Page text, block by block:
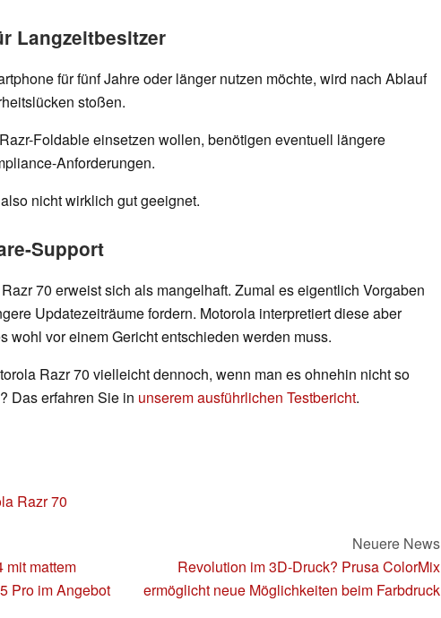
Langzeitbesitzer
für fünf Jahre oder länger nutzen möchte, wird nach Ablauf
stoßen.
Foldable einsetzen wollen, benötigen eventuell längere
Anforderungen.
also nicht wirklich gut geeignet.
Support
70 erweist sich als mangelhaft. Zumal es eigentlich Vorgaben
Updatezeiträume fordern. Motorola interpretiert diese aber
wohl vor einem Gericht entschieden werden muss.
Razr 70 vielleicht dennoch, wenn man es ohnehin nicht so
Das erfahren Sie in unserem ausführlichen Testbericht.
Razr 70
mit mattem
Pro im Angebot
Neuere News
Revolution im 3D-Druck? Prusa ColorMix
ermöglicht neue Möglichkeiten beim Farbdruck